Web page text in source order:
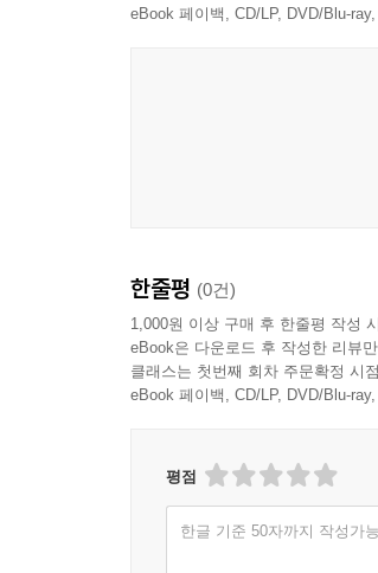
eBook 페이백, CD/LP, DVD/Blu-
한줄평 (0건)
1,000원 이상 구매 후 한줄평 작성 시
eBook은 다운로드 후 작성한 리뷰
클래스는 첫번째 회차 주문확정 시
eBook 페이백, CD/LP, DVD/Blu-
평점
한글 기준 50자까지 작성가능